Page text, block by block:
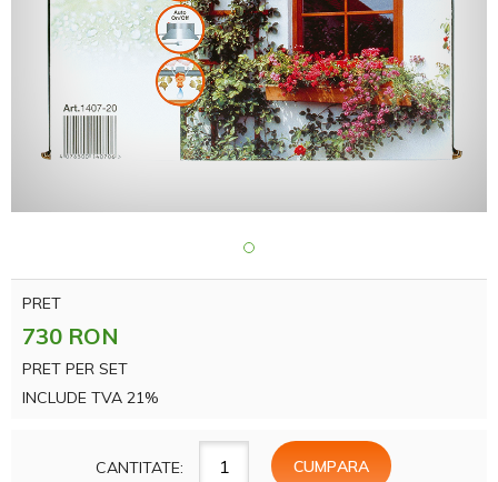
PRET
730 RON
PRET PER SET
INCLUDE TVA 21%
CANTITATE: